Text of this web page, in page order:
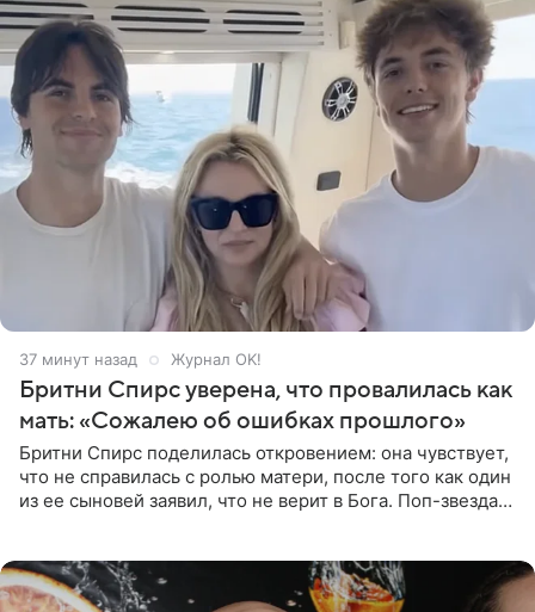
37 минут назад Журнал OK!
Бритни Спирс уверена, что провалилась как
мать: «Сожалею об ошибках прошлого»
Бритни Спирс поделилась откровением: она чувствует,
что не справилась с ролью матери, после того как один
из ее сыновей заявил, что не верит в Бога. Поп-звезда